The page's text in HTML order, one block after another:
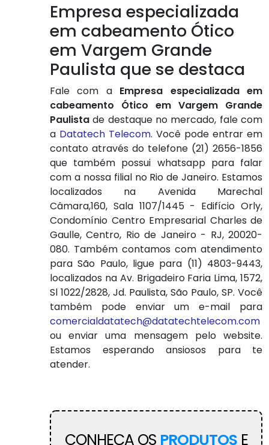
Empresa especializada
em cabeamento Ótico
em Vargem Grande
Paulista que se destaca
Fale com a Empresa especializada em
cabeamento Ótico em Vargem Grande
Paulista de destaque no mercado, fale com
a Datatech Telecom. Você pode entrar em
contato através do telefone (21) 2656-1856
que também possui whatsapp para falar
com a nossa filial no Rio de Janeiro. Estamos
localizados na Avenida Marechal
Câmara,160, Sala 1107/1445 - Edifício Orly,
Condomínio Centro Empresarial Charles de
Gaulle, Centro, Rio de Janeiro - RJ, 20020-
080. Também contamos com atendimento
para São Paulo, ligue para (11) 4803-9443,
localizados na Av. Brigadeiro Faria Lima, 1572,
Sl 1022/2828, Jd. Paulista, São Paulo, SP. Você
também pode enviar um e-mail para
comercialdatatech@datatechtelecom.com
ou enviar uma mensagem pelo website.
Estamos esperando ansiosos para te
atender.
CONHEÇA OS PRODUTOSE